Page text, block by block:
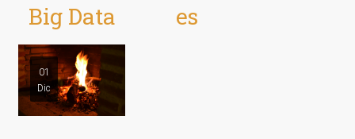
Big Data
es
01
Dic